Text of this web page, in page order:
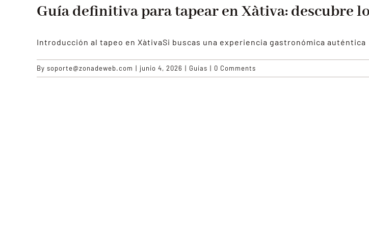
Guía definitiva para tapear en Xàtiva: descubre
Introducción al tapeo en XàtivaSi buscas una experiencia gastronómica auténtica
By soporte@zonadeweb.com | junio 4, 2026 | Guías | 0 Comments